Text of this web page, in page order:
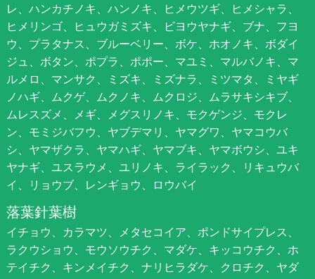
レ、ハンカチノキ、ハンノキ、ヒメウツギ、ヒメシャラ、
ヒメリンゴ、ヒュウガミズキ、ビヨウヤナギ、ブナ、フヨ
ウ、プラタナス、ブルーベリー、ボケ、ホオノキ、ボダイ
ジュ、ボタン、ポプラ、ポポー、マユミ、マルバノキ、マ
ルメロ、マンサク、ミズキ、ミズナラ、ミツマタ、ミヤギ
ノハギ、ムクゲ、ムクノキ、ムクロジ、ムラサキシキブ、
ムレスズメ、メギ、メグスリノキ、モクゲンジ、モクレ
ン、モミジバフウ、ヤブデマリ、ヤマグワ、ヤマコウバ
シ、ヤマザクラ、ヤマハギ、ヤマブキ、ヤマボウシ、ユキ
ヤナギ、ユスラウメ、ユリノキ、ライラック、リキュウバ
イ、リョウブ、レンギョウ、ロウバイ
落葉針葉樹
イチョウ、カラマツ、メタセコイア、ポンドサイプレス、
ラクウショウ、モウソウチク、マダケ、キッコウチク、ホ
テイチク、キンメイチク、ナリヒラダケ、クロチク、ヤダ